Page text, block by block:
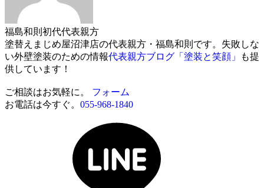
福島和則 初代代表親方
塗替えまじめ屋沼津店の代表親方・福島和則です。失敗しな
い外壁塗装のための情報代表親方ブログ「塗装と笑顔」
も提
供しています！
ご相談はお気軽に。 フォーム
お電話は今すぐ。 055-968-1840